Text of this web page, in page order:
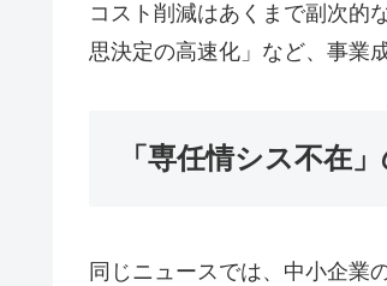
コスト削減はあくまで副次的
思決定の高速化」など、事業
「専任情シス不在
同じニュースでは、中小企業